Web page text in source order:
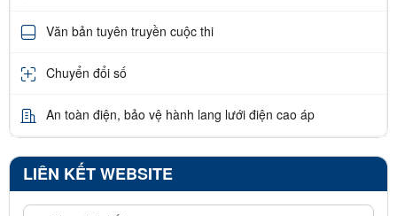
Văn bản tuyên truyền cuộc thi
Chuyển đổi số
An toàn điện, bảo vệ hành lang lưới điện cao áp
LIÊN KẾT WEBSITE